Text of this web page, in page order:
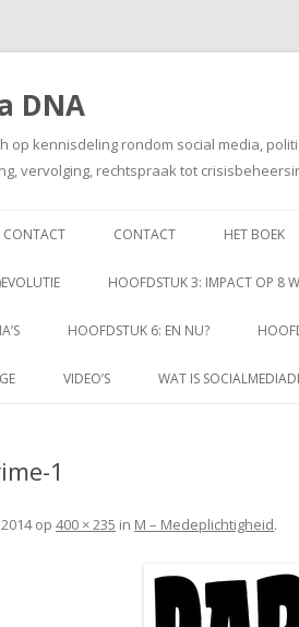
DNA
op kennisdeling rondom social media,
vervolging, rechtspraak tot
CONTACT CONTACT HET BOEK
HOOFDSTUK 3: IMPACT OP 8
HOOFDSTUK 6: EN NU?
VIDEO’S WAT IS
1
op 400 × 235 in M – Medeplichtigheid.